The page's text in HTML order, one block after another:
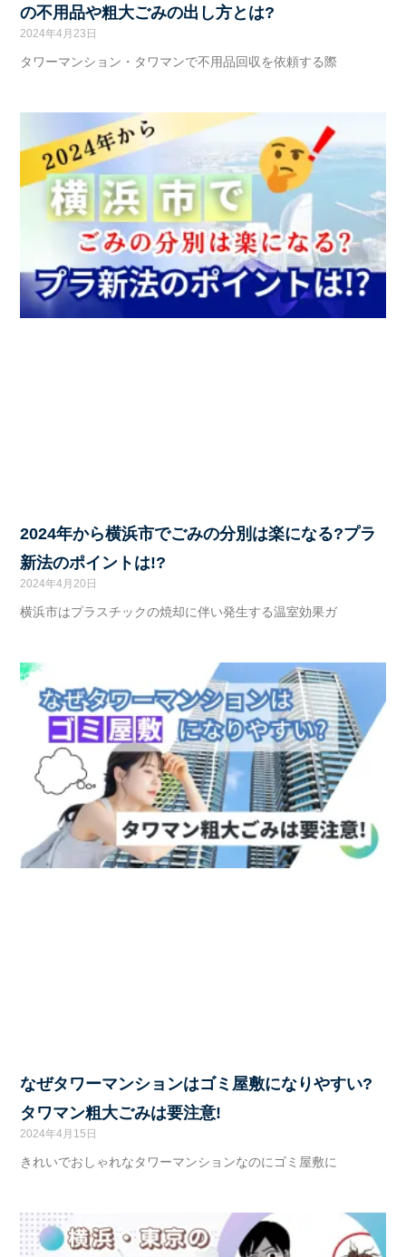
の不用品や粗大ごみの出し方とは?
2024年4月23日
タワーマンション・タワマンで不用品回収を依頼する際
2024年から横浜市でごみの分別は楽になる?プラ
新法のポイントは!?
2024年4月20日
横浜市はプラスチックの焼却に伴い発生する温室効果ガ
なぜタワーマンションはゴミ屋敷になりやすい?
タワマン粗大ごみは要注意!
2024年4月15日
きれいでおしゃれなタワーマンションなのにゴミ屋敷に